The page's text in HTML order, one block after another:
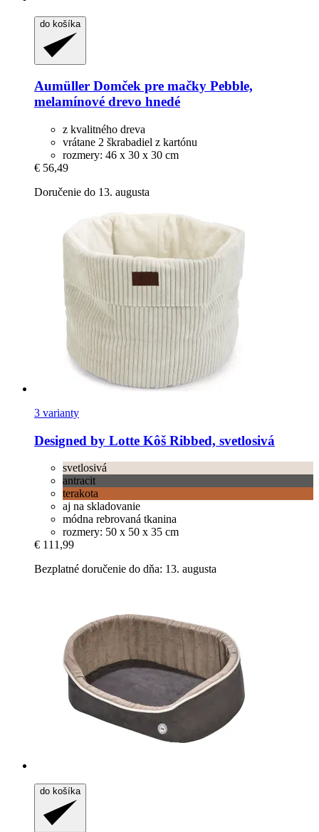
do košíka
Aumüller Domček pre mačky Pebble,
melamínové drevo hnedé
z kvalitného dreva
vrátane 2 škrabadiel z kartónu
rozmery: 46 x 30 x 30 cm
€ 56,49
Doručenie do 13. augusta
3 varianty
Designed by Lotte Kôš Ribbed, svetlosivá
svetlosivá
antracit
terakota
aj na skladovanie
módna rebrovaná tkanina
rozmery: 50 x 50 x 35 cm
€ 111,99
Bezplatné doručenie do dňa: 13. augusta
do košíka